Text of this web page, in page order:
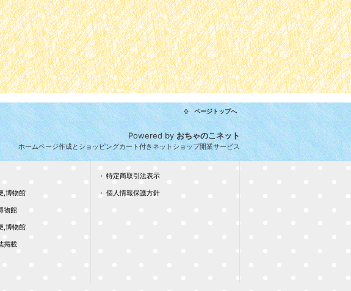
ページトップへ
Powered byおちゃのこネット
ホームページ作成とショッピングカート付きネットショップ開業サービス
,博物館
物館
,博物館
掲載
特定商取引法表示
個人情報保護方針